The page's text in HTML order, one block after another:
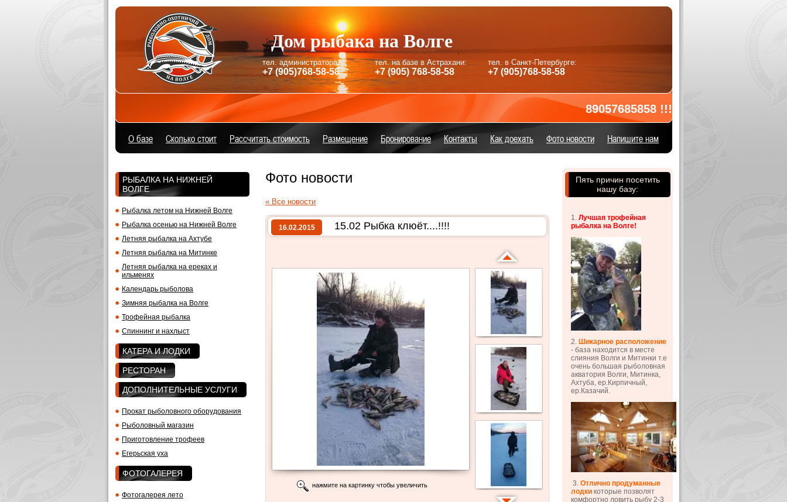
Дом рыбака на Волге
О базе Сколько стоит Расcчитать стоимость Размещение Бронирование Контакты Как доехать Фото новости Напишите нам
89057685858 !!! У НАС РЫБА
тел. администратора:
+7 (905)768-58-58
тел. на базе в Астрахани:
+7 (905) 768-58-58
тел. в Санкт-Петербурге:
+7 (905)768-58-58
РЫБАЛКА НА НИЖНЕЙ
ВОЛГЕ
Рыбалка летом на Нижней Волге
Рыбалка осенью на Нижней Волге
Летняя рыбалка на Ахтубе
Летняя рыбалка на Митинке
Летняя рыбалка на ереках и
ильменях
Календарь рыболова
Зимняя рыбалка на Волге
Трофейная рыбалка
Спиннинг и нахлыст
КАТЕРА И ЛОДКИ
РЕСТОРАН
ДОПОЛНИТЕЛЬНЫЕ УСЛУГИ
Прокат рыболовного оборудования
Рыболовный магазин
Приготовление трофеев
Егерьская уха
ФОТОГАЛЕРЕЯ
Фотогалерея лето
Фото новости
« Все новости
16.02.2015 15.02 Рыбка клюёт....!!!!
нажмите на картинку чтобы увеличить
Пять причин посетить
нашу базу:
1. Лучшая трофейная
рыбалка на Волге!
2. Шикарное расположение
- база находится в месте
слияния Волги и Митинки т.е
очень большая рыболовная
акватория Волги, Митинка,
Ахтуба, ер.Кирпичный,
ер.Казачий.
3. Отлично продуманные
лодки которые позволят
комфортно ловить рыбу 2-3